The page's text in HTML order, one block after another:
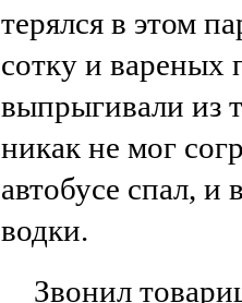
терялся в этом
сотку и вареных
выпрыгивали из
никак не мог
автобусе спал, и
водки.
Звонил